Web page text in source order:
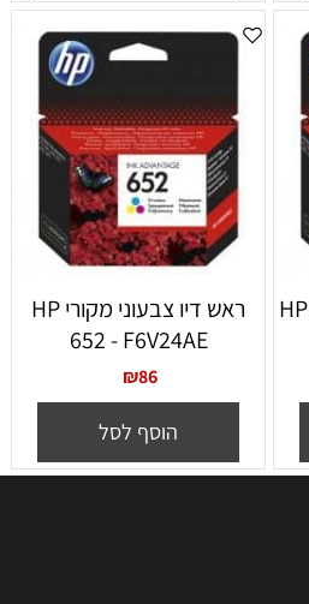
ראש דיו שחור מקורי 652 HP
ראש דיו צבעוני מקורי HP
652 - F6V24AE
₪86
הוסף לסל